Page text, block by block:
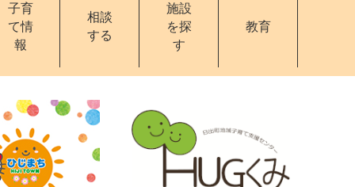
子育
て情
報
相談
する
施設
を探
す
教育